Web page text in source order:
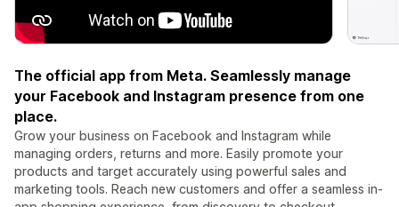
The official app from Meta. Seamlessly manage
your Facebook and Instagram presence from one
place.
Grow your business on Facebook and Instagram while
managing orders, returns and more. Easily promote your
products and target accurately using powerful sales and
marketing tools. Reach new customers and offer a seamless in-